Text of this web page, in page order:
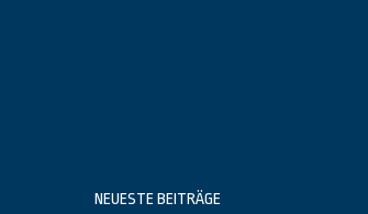
NEUESTE BEITRÄGE